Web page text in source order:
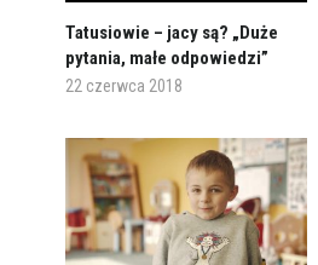
Tatusiowie – jacy są? „Duże
pytania, małe odpowiedzi”
22 czerwca 2018